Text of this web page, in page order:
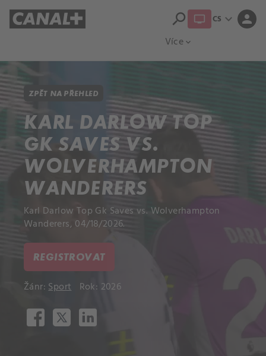
Více expand_more
search CS expand_more person
ZPĚT NA PŘEHLED
KARL DARLOW TOP
GK SAVES VS.
WOLVERHAMPTON
WANDERERS
Karl Darlow Top Gk Saves vs. Wolverhampton
Wanderers, 04/18/2026.
REGISTROVAT
Žánr:Sport Rok: 2026